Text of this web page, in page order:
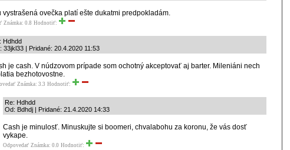
vystrašená ovečka platí ešte dukatmi predpokladám.
Známka: 0.8 Hodnotiť:
Hdhdd
33jkl33 | Pridané: 20.4.2020 11:53
je cash. V núdzovom prípade som ochotný akceptovať aj barter. Mileniáni nech
bezhotovostne.
Známka: 3.3 Hodnotiť:
Re: Hdhdd
Od: Bdhdj | Pridané: 21.4.2020 14:33
Cash je minulosť. Minuskujte si boomeri, chvalabohu za koronu, že vás dosť
vykape.
Odpovedať Známka: 0.0 Hodnotiť: